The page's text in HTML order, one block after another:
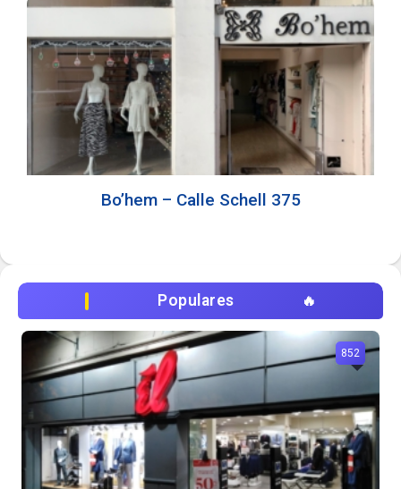
Bo’hem – Calle Schell 375
Populares
852